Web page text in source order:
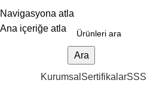
Navigasyona atla
Ana içeriğe atla
Ara
Kurumsal SertifikalarSSS